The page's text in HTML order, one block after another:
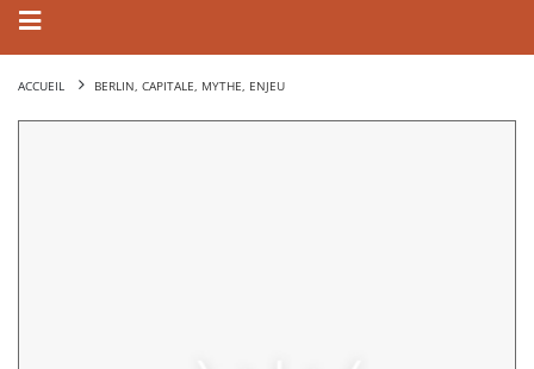
ACCUEIL BERLIN, CAPITALE, MYTHE, ENJEU